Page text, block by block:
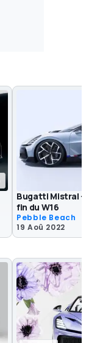
Bugatti Mistral -
fin du W16
Pebble Beach
19 Aoû 2022